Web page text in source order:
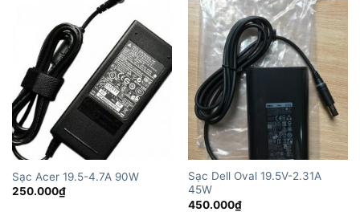
Sạc Acer 19.5-4.7A 90W
250.000₫
Sạc Dell Oval 19.5V-2.31A
45W
450.000₫